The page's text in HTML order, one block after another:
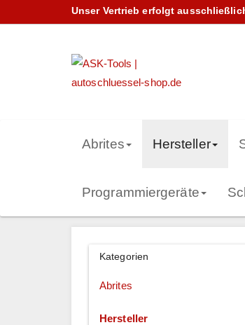
Unser Vertrieb erfolgt
Abrites Hersteller
Programmiergeräte
Kategorien
Abrites
Hersteller